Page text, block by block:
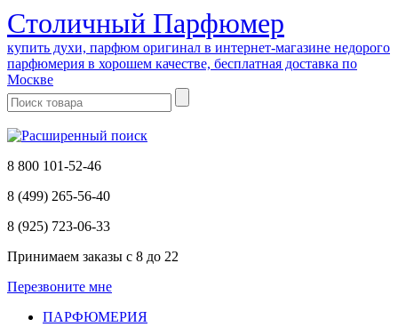
Cтоличный Парфюмер
купить духи, парфюм оригинал в интернет-магазине недорого
парфюмерия в хорошем качестве, бесплатная доставка по
Москве
8 800 101-52-46
8 (499) 265-56-40
8 (925) 723-06-33
Принимаем заказы с 8 до 22
Перезвоните мне
ПАРФЮМЕРИЯ